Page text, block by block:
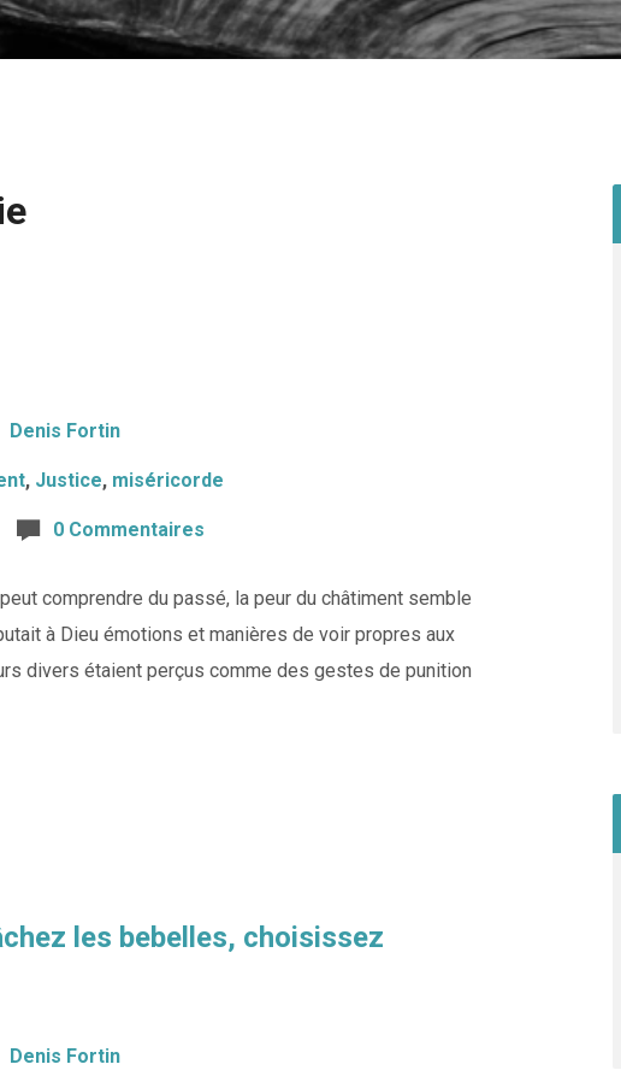
Denis Fortin
, Justice, miséricorde
0 Commentaires
comprendre du passé, la peur du châtiment semble
à Dieu émotions et manières de voir propres aux
divers étaient perçus comme des gestes de punition
les bebelles, choisissez
Denis Fortin